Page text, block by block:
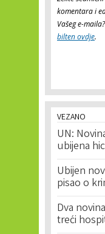
komentara i
Vašeg e-
bilten ovdje.
VEZANO
UN:
ubijena
Ubijen
pisao o
Dva
treći